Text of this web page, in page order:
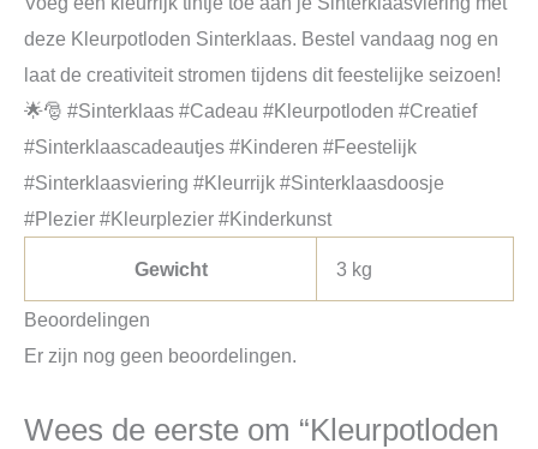
deze Kleurpotloden Sinterklaas. Bestel vandaag nog en
laat de creativiteit stromen tijdens dit feestelijke seizoen!
🌟🎅 #Sinterklaas #Cadeau #Kleurpotloden #Creatief
#Sinterklaascadeautjes #Kinderen #Feestelijk
#Sinterklaasviering #Kleurrijk #Sinterklaasdoosje
#Plezier #Kleurplezier #Kinderkunst
Gewicht 3 kg
Beoordelingen
Er zijn nog geen beoordelingen.
Wees de eerste om “Kleurpotloden